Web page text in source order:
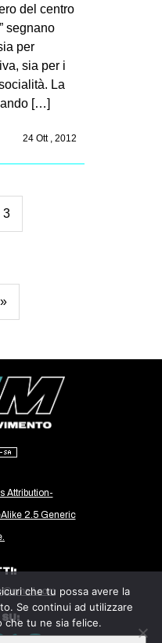
del centro
segnano
per
sia per i
La
[…]
24 Ott , 2012
3
Attribution-
2.5 Generic
che tu possa avere la
Se continui ad utilizzare
che tu ne sia felice.